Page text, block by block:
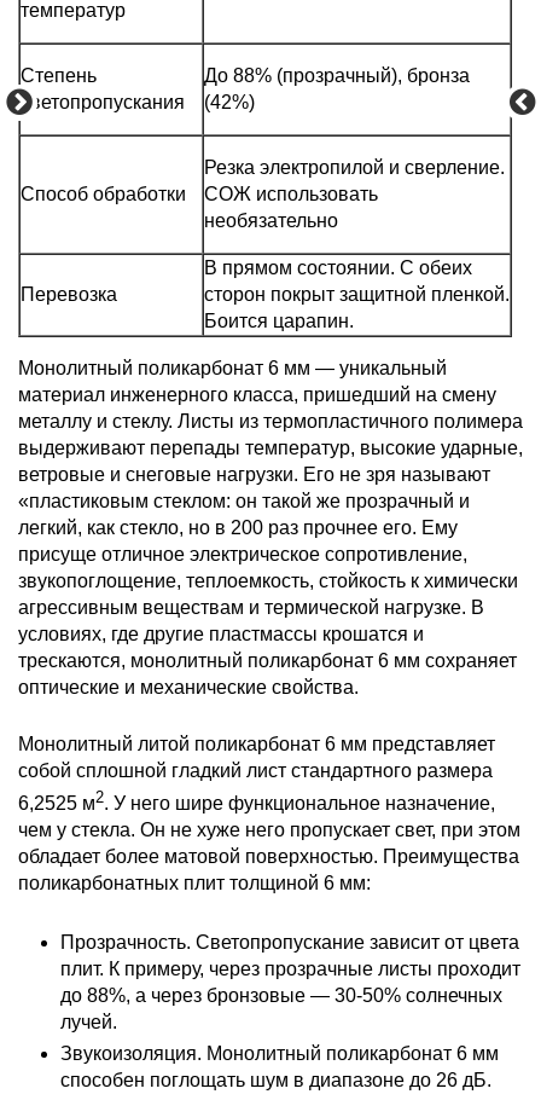
температур
Степень
светопропускания
До 88% (прозрачный), бронза
(42%)
Способ обработки
Резка электропилой и сверление.
СОЖ использовать
необязательно
Перевозка
В прямом состоянии. С обеих
сторон покрыт защитной пленкой.
Боится царапин.
Монолитный поликарбонат 6 мм — уникальный
материал инженерного класса, пришедший на смену
металлу и стеклу. Листы из термопластичного полимера
выдерживают перепады температур, высокие ударные,
ветровые и снеговые нагрузки. Его не зря называют
«пластиковым стеклом: он такой же прозрачный и
легкий, как стекло, но в 200 раз прочнее его. Ему
присуще отличное электрическое сопротивление,
звукопоглощение, теплоемкость, стойкость к химически
агрессивным веществам и термической нагрузке. В
условиях, где другие пластмассы крошатся и
трескаются, монолитный поликарбонат 6 мм сохраняет
оптические и механические свойства.
Монолитный литой поликарбонат 6 мм представляет
собой сплошной гладкий лист стандартного размера
6,2525 м2. У него шире функциональное назначение,
чем у стекла. Он не хуже него пропускает свет, при этом
обладает более матовой поверхностью. Преимущества
поликарбонатных плит толщиной 6 мм:
Прозрачность. Светопропускание зависит от цвета
плит. К примеру, через прозрачные листы проходит
до 88%, а через бронзовые — 30-50% солнечных
лучей.
Звукоизоляция. Монолитный поликарбонат 6 мм
способен поглощать шум в диапазоне до 26 дБ.